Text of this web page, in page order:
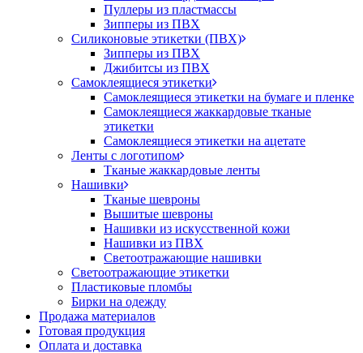
Пуллеры из пластмассы
Зипперы из ПВХ
Силиконовые этикетки (ПВХ)
Зипперы из ПВХ
Джибитсы из ПВХ
Самоклеящиеся этикетки
Самоклеящиеся этикетки на бумаге и пленке
Самоклеящиеся жаккардовые тканые
этикетки
Самоклеящиеся этикетки на ацетате
Ленты с логотипом
Тканые жаккардовые ленты
Нашивки
Тканые шевроны
Вышитые шевроны
Нашивки из искусственной кожи
Нашивки из ПВХ
Светоотражающие нашивки
Светоотражающие этикетки
Пластиковые пломбы
Бирки на одежду
Продажа материалов
Готовая продукция
Оплата и доставка